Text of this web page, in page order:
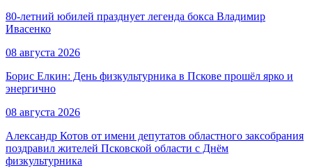
80-летний юбилей празднует легенда бокса Владимир
Ивасенко
08 августа 2026
Борис Елкин: День физкультурника в Пскове прошёл ярко и
энергично
08 августа 2026
Александр Котов от имени депутатов областного заксобрания
поздравил жителей Псковской области с Днём
физкультурника